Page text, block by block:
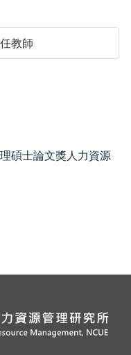
教師
碩士論文獎人力資源